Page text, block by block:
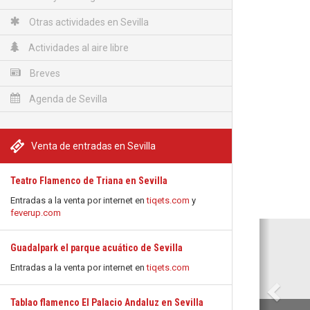
Otras actividades en Sevilla
Actividades al aire libre
Breves
Agenda de Sevilla
Venta de entradas en Sevilla
Teatro Flamenco de Triana en Sevilla
Entradas a la venta por internet entiqets.com y
feverup.com
Guadalpark el parque acuático de Sevilla
Entradas a la venta por internet entiqets.com
Tablao flamenco El Palacio Andaluz en Sevilla